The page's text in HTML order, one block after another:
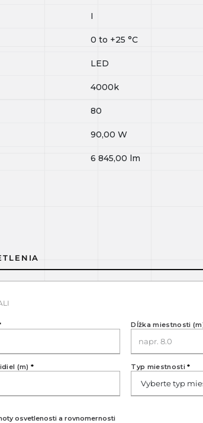
I
0 to +25 °C
LED
4000k
80
90,00 W
6 845,00 lm
Dĺžka miestnosti
(m) * Typ miestnosti*
osvetlenosti a rovnomernosti